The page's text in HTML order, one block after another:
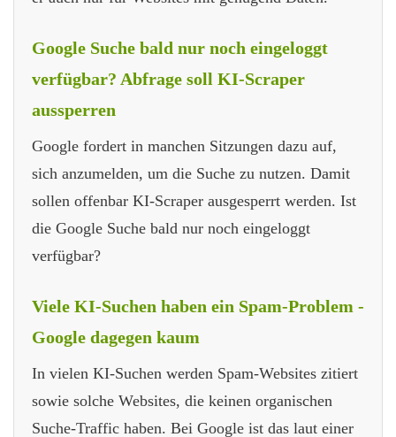
Google Suche bald nur noch eingeloggt
verfügbar? Abfrage soll KI-Scraper
aussperren
Google fordert in manchen Sitzungen dazu auf,
sich anzumelden, um die Suche zu nutzen. Damit
sollen offenbar KI-Scraper ausgesperrt werden. Ist
die Google Suche bald nur noch eingeloggt
verfügbar?
Viele KI-Suchen haben ein Spam-Problem -
Google dagegen kaum
In vielen KI-Suchen werden Spam-Websites zitiert
sowie solche Websites, die keinen organischen
Suche-Traffic haben. Bei Google ist das laut einer